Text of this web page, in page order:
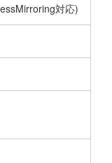
対応)